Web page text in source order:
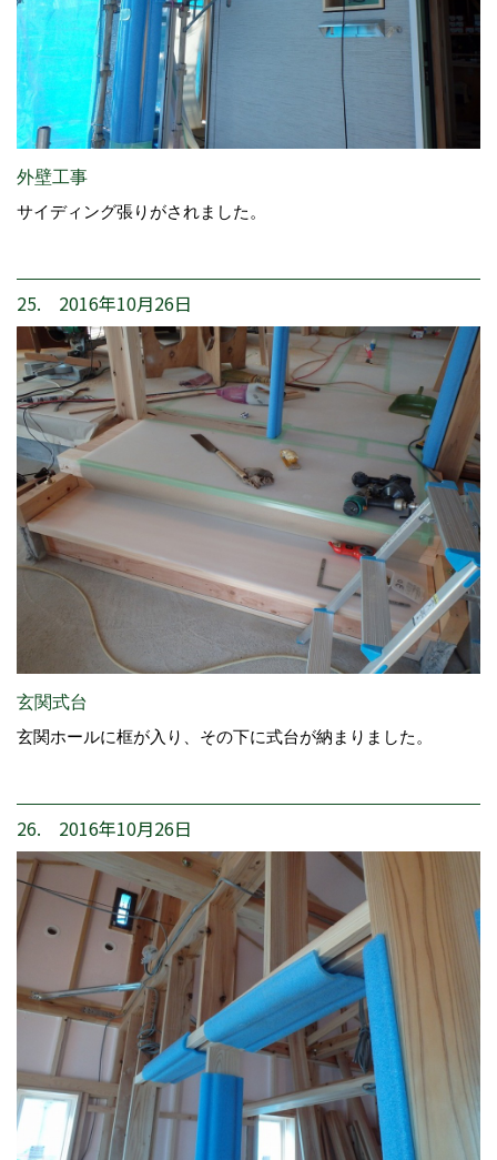
外壁工事
サイディング張りがされました。
25. 2016年10月26日
玄関式台
玄関ホールに框が入り、その下に式台が納まりました。
26. 2016年10月26日